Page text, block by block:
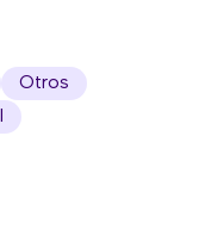
Otros